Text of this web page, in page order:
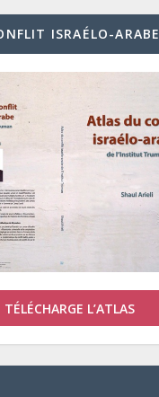
ISRAÉLO-ARABE
TÉLÉCHARGE L’ATLAS